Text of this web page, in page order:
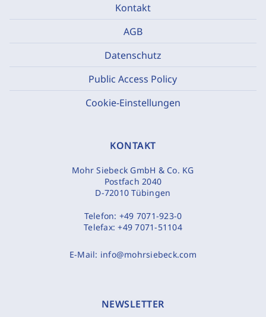
Kontakt
AGB
Datenschutz
Public Access Policy
Cookie-Einstellungen
KONTAKT
Mohr Siebeck GmbH & Co. KG
Postfach 2040
D-72010 Tübingen
Telefon: +49 7071-923-0
Telefax:+49 7071-51104
E-Mail: info@mohrsiebeck.com
NEWSLETTER